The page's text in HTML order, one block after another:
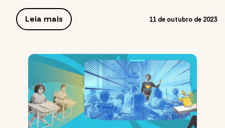
Leia mais 11 de outubro de 2023